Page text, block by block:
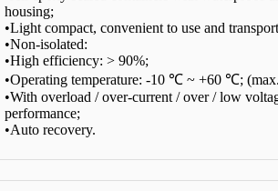
housing;
•Light compact, convenient to use and
•Non-isolated:
•High efficiency: > 90%;
•Operating temperature: -10 ℃ ~ +60 ℃;
•With overload / over-current / over / low
performance;
•Auto recovery.